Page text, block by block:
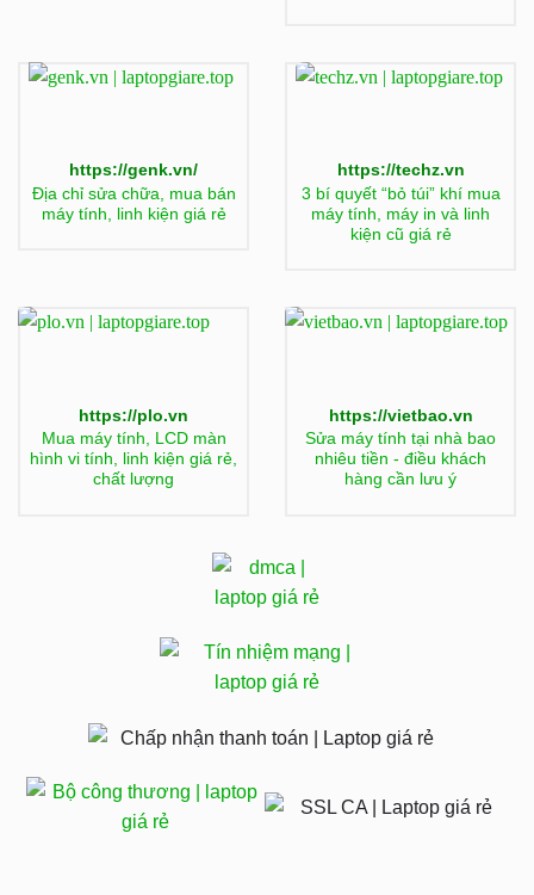
https://genk.vn/
Địa chỉ sửa chữa, mua bán
máy tính, linh kiện giá rẻ
https://techz.vn
3 bí quyết “bỏ túi” khí mua
máy tính, máy in và linh
kiện cũ giá rẻ
https://plo.vn
Mua máy tính, LCD màn
hình vi tính, linh kiện giá rẻ,
chất lượng
https://vietbao.vn
Sửa máy tính tại nhà bao
nhiêu tiền - điều khách
hàng cần lưu ý